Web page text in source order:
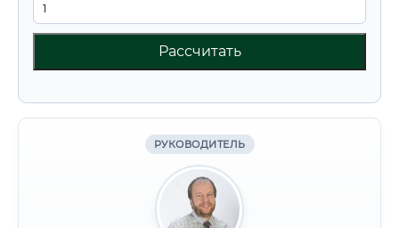
Рассчитать
РУКОВОДИТЕЛЬ